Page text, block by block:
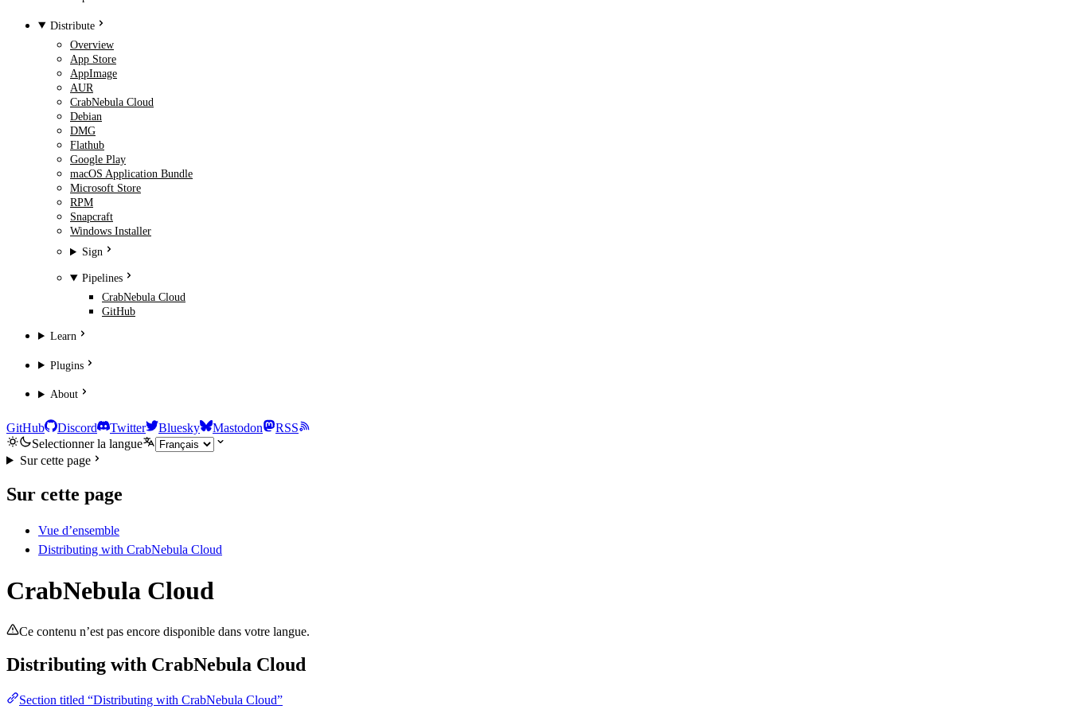
Distribute
Overview
App Store
AppImage
AUR
CrabNebula Cloud
Debian
DMG
Flathub
Google Play
macOS Application Bundle
Microsoft Store
RPM
Snapcraft
Windows Installer
Sign
Pipelines
CrabNebula Cloud
GitHub
Learn
Plugins
About
GitHub Discord Twitter Bluesky Mastodon
RSS
Selectionner la langue
Sur cette page
Sur cette page
Vue d’ensemble
Distributing with CrabNebula Cloud
CrabNebula Cloud
Ce contenu n’est pas encore disponible dans votre langue.
Distributing with CrabNebula Cloud
Section titled “Distributing with CrabNebula Cloud”